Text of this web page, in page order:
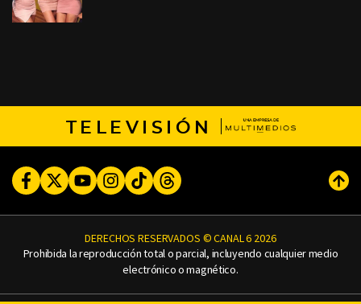
TELEVISIÓN
FacebookTwitterYoutubeInstagram
TikTokThreads
DERECHOS RESERVADOS © CANAL 6 2026
Prohibida la reproducción total o parcial, incluyendo cualquier medio
electrónico o magnético.